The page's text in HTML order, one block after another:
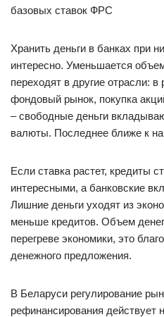
базовых ставок ФРС
Хранить деньги в банках при
интересно. Уменьшается
переходят в другие отрасли: в
фондовый рынок, покупка
– свободные деньги
валюты. Последнее ближе к
Если ставка растет, кредиты
интересными, а банковские
Лишние деньги уходят из
меньше кредитов. Объем
перегреве экономики, это
денежного предложения.
В Беларуси регулирование
рефинансирования действует